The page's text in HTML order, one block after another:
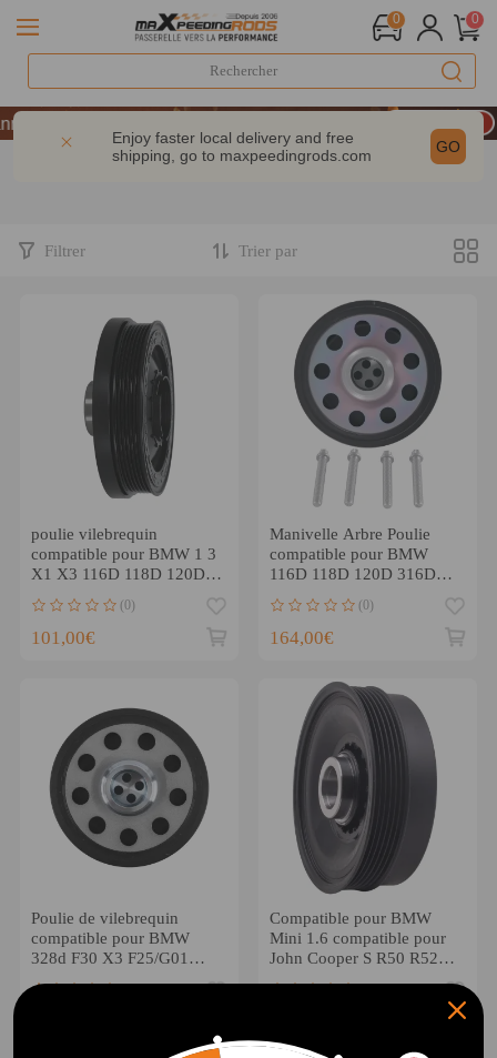
0 0
LIVRAISON GRATUITE À DOMICILE - FR
: -9% | CODE : MXR20TH
200 € – CODE : WELCOME
Enjoy faster local delivery and free
shipping, go to maxpeedingrods.com GO
Filtrer Trier par
poulie vilebrequin
compatible pour BMW 1 3
X1 X3 116D 118D 120D
(0)
101,00€
Manivelle Arbre Poulie
compatible pour BMW
116D 118D 120D 316D
X3 E83
(0)
164,00€
Poulie de vilebrequin
compatible pour BMW
328d F30 X3 F25/G01
Diesel 14-2018
(0)
Compatible pour BMW
Mini 1.6 compatible pour
John Cooper S R50 R52
R53 Poulie de vilebrequin
(0)